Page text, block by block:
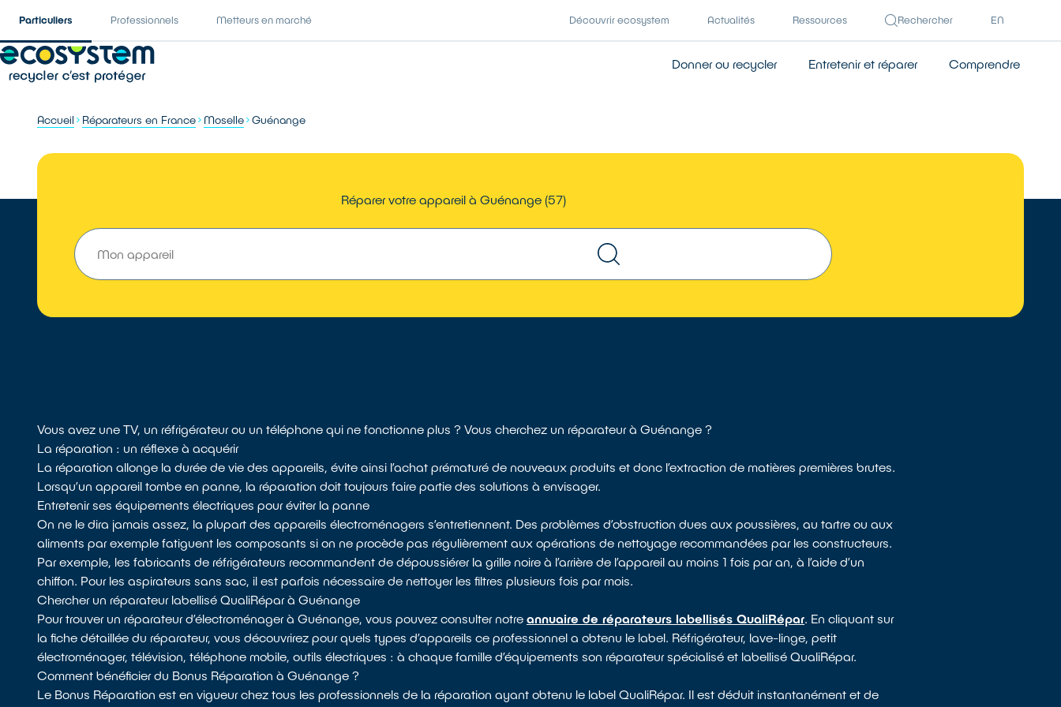
Particuliers Professionnels Metteurs en marché Découvrir ecosystem Actualités Ressources Rechercher EN
Donner ou recycler Entretenir et réparer Comprendre
Accueil Réparateurs en France Moselle Guénange
Réparer votre appareil à Guénange (57)
Vous avez une TV, un réfrigérateur ou un téléphone qui ne fonctionne plus ? Vous cherchez un réparateur à Guénange ?
La réparation : un réflexe à acquérir
La réparation allonge la durée de vie des appareils, évite ainsi l’achat prématuré de nouveaux produits et donc l’extraction de matières premières brutes.
Lorsqu’un appareil tombe en panne, la réparation doit toujours faire partie des solutions à envisager.
Entretenir ses équipements électriques pour éviter la panne
On ne le dira jamais assez, la plupart des appareils électroménagers s’entretiennent. Des problèmes d’obstruction dues aux poussières, au tartre ou aux
aliments par exemple fatiguent les composants si on ne procède pas régulièrement aux opérations de nettoyage recommandées par les constructeurs.
Par exemple, les fabricants de réfrigérateurs recommandent de dépoussiérer la grille noire à l’arrière de l’appareil au moins 1 fois par an, à l’aide d’un
chiffon. Pour les aspirateurs sans sac, il est parfois nécessaire de nettoyer les filtres plusieurs fois par mois.
Chercher un réparateur labellisé QualiRépar à Guénange
Pour trouver un réparateur d’électroménager à Guénange, vous pouvez consulter notreannuaire de réparateurs labellisés QualiRépar. En cliquant sur
la fiche détaillée du réparateur, vous découvrirez pour quels types d’appareils ce professionnel a obtenu le label. Réfrigérateur, lave-linge, petit
électroménager, télévision, téléphone mobile, outils électriques : à chaque famille d’équipements son réparateur spécialisé et labellisé QualiRépar.
Comment bénéficier du Bonus Réparation à Guénange ?
Le Bonus Réparation est en vigueur chez tous les professionnels de la réparation ayant obtenu le label QualiRépar. Il est déduit instantanément et de